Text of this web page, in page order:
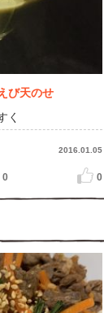
び天のせ
く
2016.01.05
0 0